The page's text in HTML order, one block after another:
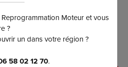
Moteur et vous
?
un dans votre région ?
58 02 12 70.